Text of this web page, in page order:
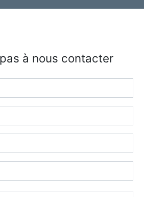
à nous contacter